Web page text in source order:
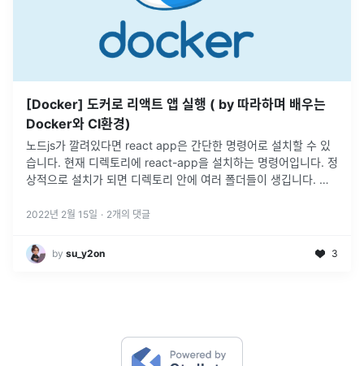
[Docker] 도커로 리액트 앱 실행 ( by 따라하며 배우는
Docker와 CI환경)
노드js가 깔려있다면 react app은 간단한 명령어로 설치할 수 있
습니다. 현재 디렉토리에 react-app을 설치하는 명령어입니다. 정
상적으로 설치가 되면 디렉토리 안에 여러 폴더들이 생깁니다. 이
보...
2022년 2월 15일 · 2개의 댓글
by su_y2on 3